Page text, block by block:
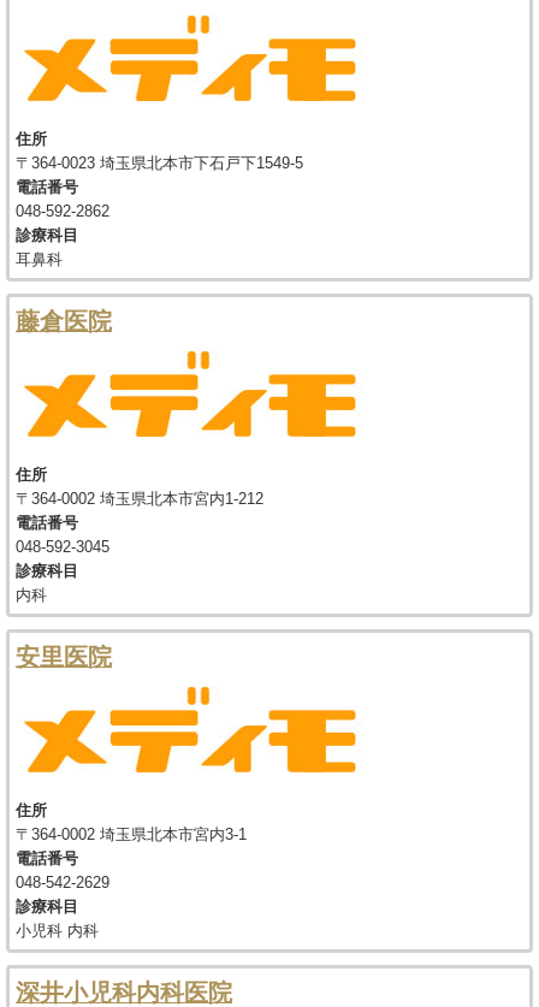
住所
〒364-0023 埼玉県北本市下石戸下1549-5
電話番号
048-592-2862
診療科目
耳鼻科
藤倉医院
住所
〒364-0002 埼玉県北本市宮内1-212
電話番号
048-592-3045
診療科目
内科
安里医院
住所
〒364-0002 埼玉県北本市宮内3-1
電話番号
048-542-2629
診療科目
小児科 内科
深井小児科内科医院